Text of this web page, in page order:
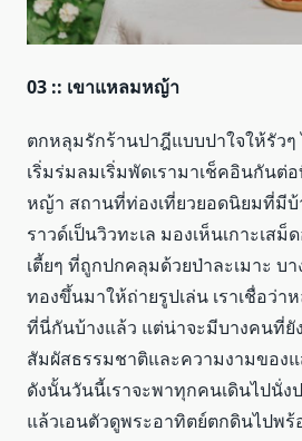
03 :: เขาแหลมหญ้า
ตกหลุมรักร้านปาฎีแบบปาใจให้รัวๆ
เริ่มร่มลมเริ่มพัดเรามาเช็คอินกันต่
หญ้า สถานที่ท่องเที่ยวยอดนิยมที่มี
ราวด์เป็นวิวทะเล มองเห็นเกาะเสม็
เตี้ยๆ ที่ถูกปกคลุมด้วยป่าละเมาะ บ
ทองขึ้นมาให้ถ่ายรูปเล่น เราเชื่อว่า
ที่นี่กันบ้างแล้ว แต่น่าจะมีบางคนที่ยั
สัมผัสธรรมชาติและความงามของ
ดังนั้นวันนี้เราจะพาทุกคนเดินไปนั่ง
แล้วเอนตัวดูพระอาทิตย์ตกดินไปพร้